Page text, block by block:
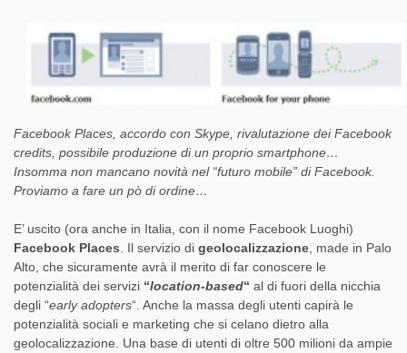
Facebook Places, accordo con Skype, rivalutazione dei Facebook
credits, possibile produzione di un proprio smartphone…
Insomma non mancano novità nel “futuro mobile” di Facebook.
Proviamo a fare un pò di ordine…
E’ uscito (ora anche in Italia, con il nome Facebook Luoghi)
Facebook Places . Il servizio di geolocalizzazione , made in Palo
Alto, che sicuramente avrà il merito di far conoscere le
potenzialità dei servizi “location-based“ al di fuori della nicchia
degli “early adopters“. Anche la massa degli utenti capirà le
potenzialità sociali e marketing che si celano dietro alla
geolocalizzazione. Una base di utenti di oltre 500 milioni da ampie